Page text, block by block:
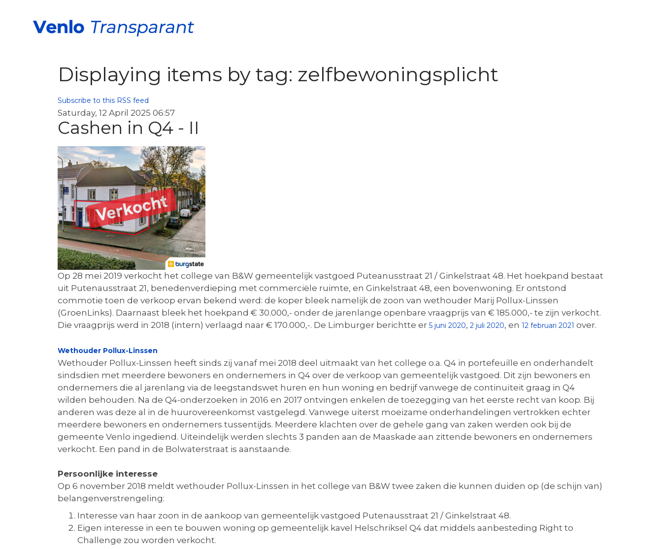
Displaying items by tag: zelfbewoningsplicht
Subscribe to this RSS feed
Saturday, 12 April 2025 06:57
Cashen in Q4 - II
Op 28 mei 2019 verkocht het college van B&W gemeentelijk vastgoed Puteanusstraat 21 / Ginkelstraat 48. Het hoekpand bestaat
uit Putenausstraat 21, benedenverdieping met commerciële ruimte, en Ginkelstraat 48, een bovenwoning. Er ontstond
commotie toen de verkoop ervan bekend werd: de koper bleek namelijk de zoon van wethouder Marij Pollux-Linssen
(GroenLinks). Daarnaast bleek het hoekpand € 30.000,- onder de jarenlange openbare vraagprijs van € 185.000,- te zijn verkocht.
Die vraagprijs werd in 2018 (intern) verlaagd naar € 170.000,-. De Limburger berichtte er 5 juni 2020, 2 juli 2020, en 12 februari 2021 over.
Wethouder Pollux-Linssen
Wethouder Pollux-Linssen heeft sinds zij vanaf mei 2018 deel uitmaakt van het college o.a. Q4 in portefeuille en onderhandelt
sindsdien met meerdere bewoners en ondernemers in Q4 over de verkoop van gemeentelijk vastgoed. Dit zijn bewoners en
ondernemers die al jarenlang via de leegstandswet huren en hun woning en bedrijf vanwege de continuïteit graag in Q4
wilden behouden. Na de Q4-onderzoeken in 2016 en 2017 ontvingen enkelen de toezegging van het eerste recht van koop. Bij
anderen was deze al in de huurovereenkomst vastgelegd. Vanwege uiterst moeizame onderhandelingen vertrokken echter
meerdere bewoners en ondernemers tussentijds. Meerdere klachten over de gehele gang van zaken werden ook bij de
gemeente Venlo ingediend. Uiteindelijk werden slechts 3 panden aan de Maaskade aan zittende bewoners en ondernemers
verkocht. Een pand in de Bolwaterstraat is aanstaande.
Persoonlijke interesse
Op 6 november 2018 meldt wethouder Pollux-Linssen in het college van B&W twee zaken die kunnen duiden op (de schijn van)
belangenverstrengeling:
Interesse van haar zoon in de aankoop van gemeentelijk vastgoed Putenausstraat 21 / Ginkelstraat 48.
Eigen interesse in een te bouwen woning op gemeentelijk kavel Helschriksel Q4 dat middels aanbesteding Right to
Challenge zou worden verkocht.